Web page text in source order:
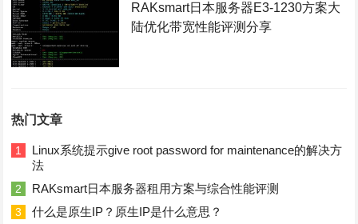
RAKsmart日本服务器E3-1230方案大
陆优化带宽性能评测分享
热门文章
1
Linux系统提示give root password for maintenance的解决方
法
2 RAKsmart日本服务器租用方案与综合性能评测
3 什么是原生IP？原生IP是什么意思？